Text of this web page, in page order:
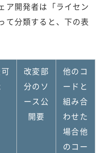
ア開発者は「ライセン
て分類すると、下の表
改変部
分のソ
ース公
開要
他のコ
ードと
組み合
わせた
場合他
のコー